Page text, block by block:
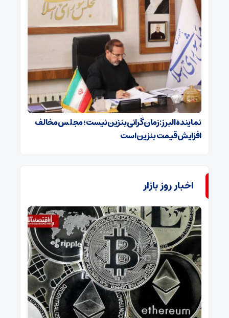
نماینده البرز: زمان گرانی بنزین نیست؛ مجلس مخالف
افزایش قیمت بنزین است
اخبار روز بازار